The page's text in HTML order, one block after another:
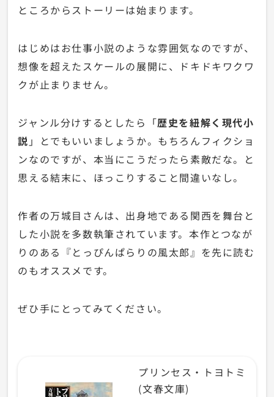
ところからストーリーは始まります。
はじめはお仕事小説のような雰囲気なのですが、
想像を超えたスケールの展開に、ドキドキワクワ
クが止まりません。
ジャンル分けするとしたら「歴史を紐解く現代小
説 」とでもいいましょうか。もちろんフィクショ
ンなのですが、本当にこうだったら素敵だな。と
思える結末に、ほっこりすること間違いなし。
作者の万城目さんは、出身地である関西を舞台と
した小説を多数執筆されています。本作とつなが
りのある『とっぴんぱらりの風太郎』を先に読む
のもオススメです。
ぜひ手にとってみてください。
プリンセス・トヨトミ
(文春文庫)